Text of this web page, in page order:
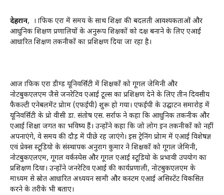
देहरादून, । ग्राफिक एरा में समय के साथ शिक्षा की बदलती आवश्यकताओं और
आधुनिक शिक्षण प्रणालियों के अनुरूप शिक्षकों को दक्ष बनाने के लिए एआई
आधारित शिक्षण तकनीकों का प्रशिक्षण दिया जा रहा है।
आज ग्राफिक एरा डीम्ड यूनिवर्सिटी में शिक्षकों को गूगल जेमिनी और
नोटबुकएलएम जैसे जनरेटिव एआई टूल्स का प्रशिक्षण देने के लिए तीन दिवसीय
फैकल्टी एनेबलमेंट प्रोग्राम (एफईपी) शुरू हो गया। एफईपी के उद्घाटन समारोह में
यूनिवर्सिटी के प्रो वीसी डा. संतोष एस. सर्राफ ने कहा कि आधुनिक तकनीक और
एआई शिक्षा जगत का भविष्य हैं। उन्होंने कहा कि जो लोग इन तकनीकों को नहीं
अपनाएंगे, वे समय की दौड़ में पीछे रह जाएंगे। इस ट्रेनिंग प्रोग्राम में एआई विशेषज्ञ
एवं प्रेक्स स्टूडियो के संस्थापक अनुराग कुमार ने शिक्षकों को गूगल जेमिनी,
नोटबुकएलएम, गूगल वर्कस्पेस और गूगल एआई स्टूडियो के प्रभावी उपयोग का
प्रशिक्षण दिया। उन्होंने जनरेटिव एआई की कार्यप्रणाली, नोटबुकएलएम के
माध्यम से स्रोत आधारित अध्ययन सामग्री और कस्टम एआई असिस्टेंट विकसित
करने के तरीके भी बताए।